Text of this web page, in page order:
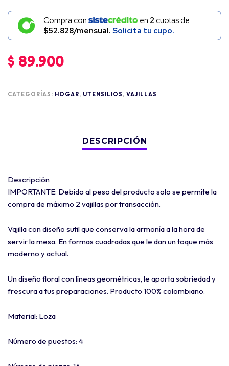
Compra con en 2 cuotas de
$52.828/mensual. Solicita tu cupo.
$ 89.900
CATEGORÍAS: HOGAR, UTENSILIOS , VAJILLAS
Descripción
IMPORTANTE: Debido al peso del producto solo se permite la
compra de máximo 2 vajillas por transacción.
Vajilla con diseño sutil que conserva la armonía a la hora de
servir la mesa. En formas cuadradas que le dan un toque más
moderno y actual.
Un diseño floral con líneas geométricas, le aporta sobriedad y
frescura a tus preparaciones. Producto 100% colombiano.
Material: Loza
Número de puestos: 4